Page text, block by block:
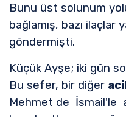
Bunu üst solunum
bağlamış, bazı ilaçlar
göndermişti.
Küçük Ayşe; iki gün
Bu sefer, bir diğer
Mehmet de İsmail'le